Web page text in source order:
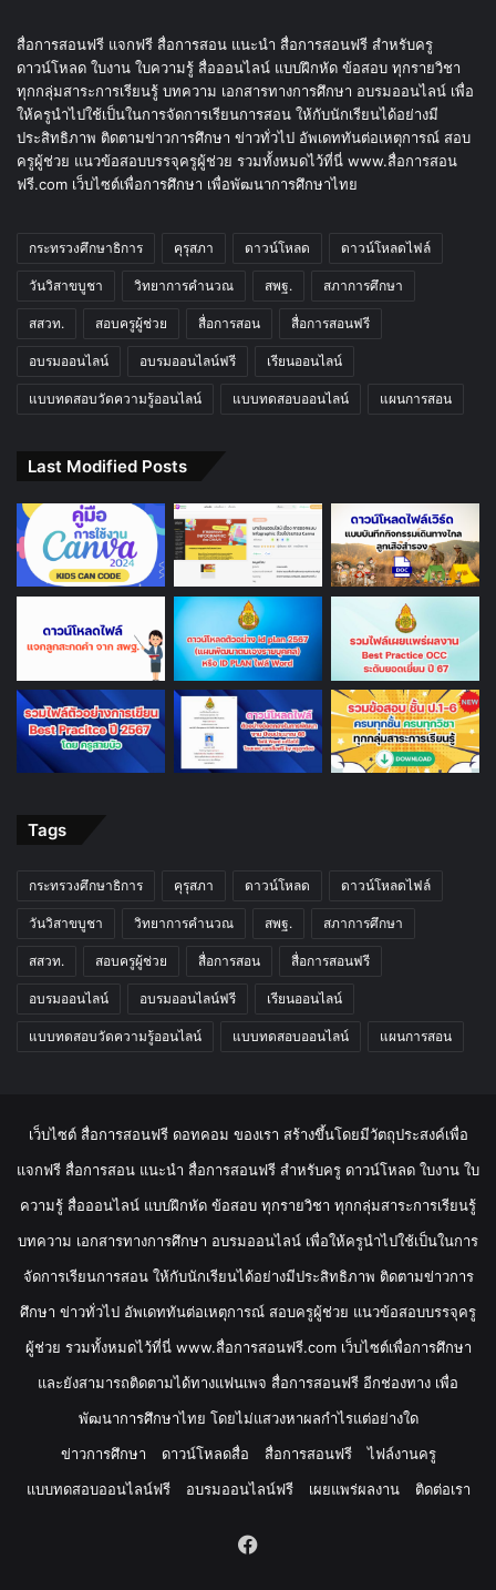
สื่อการสอนฟรี แจกฟรี สื่อการสอน แนะนำ สื่อการสอนฟรี สำหรับครู
ดาวน์โหลด ใบงาน ใบความรู้ สื่อออนไลน์ แบบฝึกหัด ข้อสอบ ทุกรายวิชา
ทุกกลุ่มสาระการเรียนรู้ บทความ เอกสารทางการศึกษา อบรมออนไลน์ เพื่อ
ให้ครูนำไปใช้เป็นในการจัดการเรียนการสอน ให้กับนักเรียนได้อย่างมี
ประสิทธิภาพ ติดตามข่าวการศึกษา ข่าวทั่วไป อัพเดททันต่อเหตุการณ์ สอบ
ครูผู้ช่วย แนวข้อสอบบรรจุครูผู้ช่วย รวมทั้งหมดไว้ที่นี่ www.สื่อการสอน
ฟรี.com เว็บไซต์เพื่อการศึกษา เพื่อพัฒนาการศึกษาไทย
กระทรวงศึกษาธิการ คุรุสภา ดาวน์โหลด ดาวน์โหลดไฟล์
วันวิสาขบูชา วิทยาการคำนวณ สพฐ. สภาการศึกษา
สสวท. สอบครูผู้ช่วย สื่อการสอน สื่อการสอนฟรี
อบรมออนไลน์ อบรมออนไลน์ฟรี เรียนออนไลน์
แบบทดสอบวัดความรู้ออนไลน์ แบบทดสอบออนไลน์ แผนการสอน
Last Modified Posts
Tags
กระทรวงศึกษาธิการ คุรุสภา ดาวน์โหลด ดาวน์โหลดไฟล์
วันวิสาขบูชา วิทยาการคำนวณ สพฐ. สภาการศึกษา
สสวท. สอบครูผู้ช่วย สื่อการสอน สื่อการสอนฟรี
อบรมออนไลน์ อบรมออนไลน์ฟรี เรียนออนไลน์
แบบทดสอบวัดความรู้ออนไลน์ แบบทดสอบออนไลน์ แผนการสอน
เว็บไซต์ สื่อการสอนฟรี ดอทคอม ของเรา สร้างขึ้นโดยมีวัตถุประสงค์เพื่อ
แจกฟรี สื่อการสอน แนะนำ สื่อการสอนฟรี สำหรับครู ดาวน์โหลด ใบงาน ใบ
ความรู้ สื่อออนไลน์ แบบฝึกหัด ข้อสอบ ทุกรายวิชา ทุกกลุ่มสาระการเรียนรู้
บทความ เอกสารทางการศึกษา อบรมออนไลน์ เพื่อให้ครูนำไปใช้เป็นในการ
จัดการเรียนการสอน ให้กับนักเรียนได้อย่างมีประสิทธิภาพ ติดตามข่าวการ
ศึกษา ข่าวทั่วไป อัพเดททันต่อเหตุการณ์ สอบครูผู้ช่วย แนวข้อสอบบรรจุครู
ผู้ช่วย รวมทั้งหมดไว้ที่นี่ www.สื่อการสอนฟรี.com เว็บไซต์เพื่อการศึกษา
และยังสามารถติดตามได้ทางแฟนเพจ สื่อการสอนฟรี อีกช่องทาง เพื่อ
พัฒนาการศึกษาไทย โดยไม่แสวงหาผลกำไรแต่อย่างใด
ข่าวการศึกษา
ดาวน์โหลดสื่อ สื่อการสอนฟรี
ไฟล์งานครู
แบบทดสอบออนไลน์ฟรี
อบรมออนไลน์ฟรี เผยแพร่ผลงาน ติดต่อเรา
Facebook